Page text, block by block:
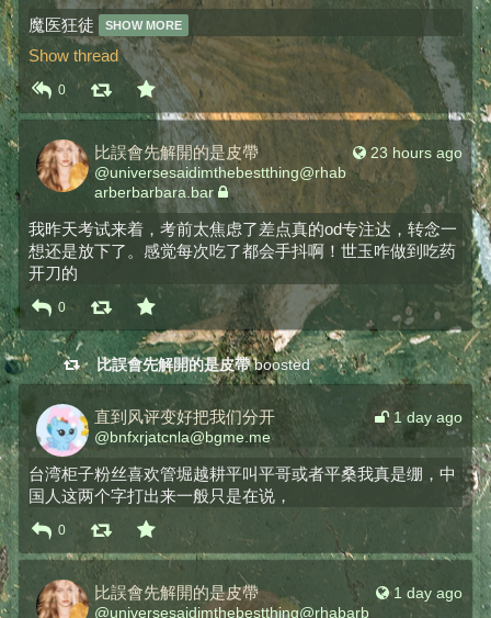
魔医狂徒 SHOW MORE
Show thread
0
23 hours ago
比誤會先解開的是皮帶
@universesaidimthebestthing@rhab
arberbarbara.bar
我昨天考试来着，考前太焦虑了差点真的od专注达，转念一
想还是放下了。感觉每次吃了都会手抖啊！世玉咋做到吃药
开刀的
0
比誤會先解開的是皮帶 boosted
1 day ago
直到风评变好把我们分开
@bnfxrjatcnla@bgme.me
台湾柜子粉丝喜欢管堀越耕平叫平哥或者平桑我真是绷，中
国人这两个字打出来一般只是在说，
0
1 day ago
比誤會先解開的是皮帶
@universesaidimthebestthing@rhabarb